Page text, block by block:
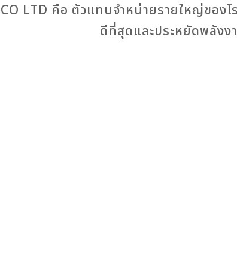
CO LTD คือ ตัวแทนจำหน่ายรายใหญ่ข
ดีที่สุดและประหยัดพลัง